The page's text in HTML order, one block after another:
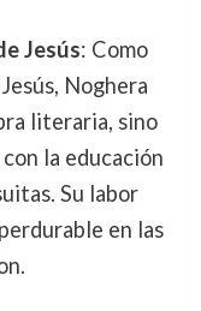
Jesús: Como
Noghera
literaria, sino
la educación
Su labor
en las